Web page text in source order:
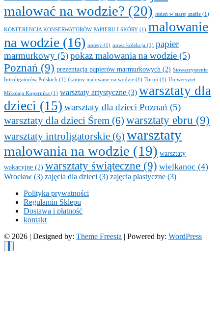
malować na wodzie? (20) Jesień w starej szafie (1)
KONFERENCJA KONSERWATORÓW PAPIERU I SKÓRY (1) malowanie
na wodzie (16) notesy (1) nowa kolekcja (1) papier
marmurkowy (5)pokaz malowania na wodzie (5)
Poznań (9) prezentacja papierów marmurkowych (2) Stowarzyszenie
Introligatorów Polskich (1) tkaniny malowane na wodzie (1) Toruń (1) Uniwersytet
Mikołaja Kopernika (1) warsztaty artystyczne (3) warsztaty dla
dzieci (15) warsztaty dla dzieci Poznań (5)
warsztaty dla dzieci Śrem (6) warsztaty ebru (9)
warsztaty introligatorskie (6) warsztaty
malowania na wodzie (19) warsztaty
wakacyjne (2) warsztaty świąteczne (9) wielkanoc (4)
Wrocław (3) zajęcia dla dzieci (3) zajęcia plastyczne (3)
Polityka prywatności
Regulamin Sklepu
Dostawa i płatność
kontakt
© 2026 | Designed by: Theme Freesia | Powered by: WordPress